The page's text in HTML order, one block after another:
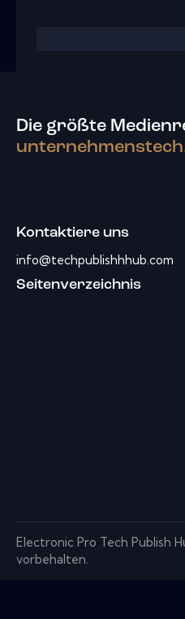
Die größte
Kontaktiere uns
info@techpublishhhub.com
Seitenverzeichnis
Electronic Pro Tech Publish
vorbehalten.